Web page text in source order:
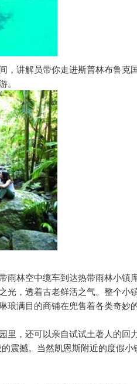
，讲解员带你走进斯普林布鲁克
。
雨林空中缆车到达热带雨林小镇
光，透着古老鲜活之气。整个小
琅满目的商铺在兜售着各类奇妙
里，还可以亲自试试土著人的回
的震撼。当然凯恩斯附近的度假小